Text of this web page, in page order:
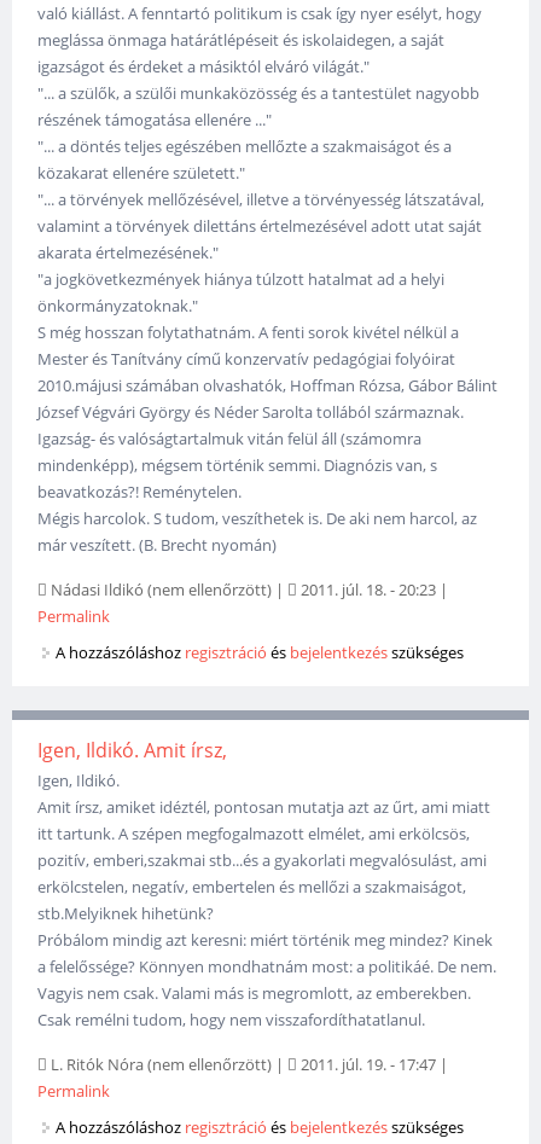
való kiállást. A fenntartó politikum is csak így nyer esélyt, hogy
meglássa önmaga határátlépéseit és iskolaidegen, a saját
igazságot és érdeket a másiktól elváró világát."
"... a szülők, a szülői munkaközösség és a tantestület nagyobb
részének támogatása ellenére ..."
"... a döntés teljes egészében mellőzte a szakmaiságot és a
közakarat ellenére született."
"... a törvények mellőzésével, illetve a törvényesség látszatával,
valamint a törvények dilettáns értelmezésével adott utat saját
akarata értelmezésének."
"a jogkövetkezmények hiánya túlzott hatalmat ad a helyi
önkormányzatoknak."
S még hosszan folytathatnám. A fenti sorok kivétel nélkül a
Mester és Tanítvány című konzervatív pedagógiai folyóirat
2010.májusi számában olvashatók, Hoffman Rózsa, Gábor Bálint
József Végvári György és Néder Sarolta tollából származnak.
Igazság- és valóságtartalmuk vitán felül áll (számomra
mindenképp), mégsem történik semmi. Diagnózis van, s
beavatkozás?! Reménytelen.
Mégis harcolok. S tudom, veszíthetek is. De aki nem harcol, az
már veszített. (B. Brecht nyomán)
Nádasi Ildikó (nem ellenőrzött) | 2011. júl. 18. - 20:23 |
Permalink
A hozzászóláshoz regisztráció és bejelentkezésszükséges
Igen, Ildikó. Amit írsz,
Igen, Ildikó.
Amit írsz, amiket idéztél, pontosan mutatja azt az űrt, ami miatt
itt tartunk. A szépen megfogalmazott elmélet, ami erkölcsös,
pozitív, emberi,szakmai stb...és a gyakorlati megvalósulást, ami
erkölcstelen, negatív, embertelen és mellőzi a szakmaiságot,
stb.Melyiknek hihetünk?
Próbálom mindig azt keresni: miért történik meg mindez? Kinek
a felelőssége? Könnyen mondhatnám most: a politikáé. De nem.
Vagyis nem csak. Valami más is megromlott, az emberekben.
Csak remélni tudom, hogy nem visszafordíthatatlanul.
L. Ritók Nóra (nem ellenőrzött) | 2011. júl. 19. - 17:47 |
Permalink
A hozzászóláshoz regisztráció és bejelentkezésszükséges